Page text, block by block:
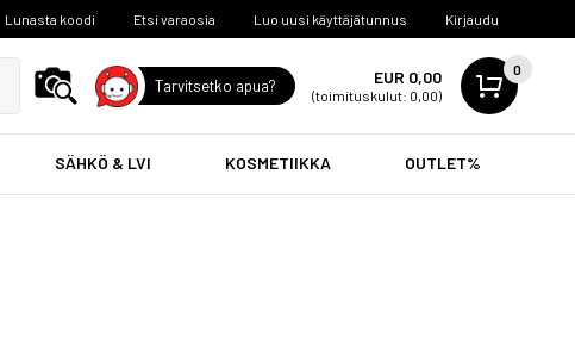
Lunasta koodi Etsi varaosia Luo uusi käyttäjätunnus Kirjaudu
Tarvitsetko apua? EUR 0,00
(toimituskulut: 0,00)
0
SÄHKÖ & LVI KOSMETIIKKA OUTLET%